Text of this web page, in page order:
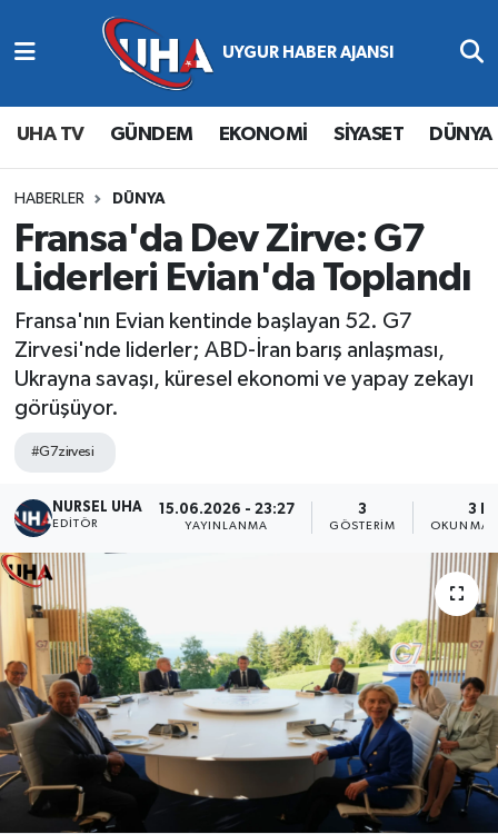
UHA TV GÜNDEM EKONOMİ SİYASET DÜNYA
HABERLER DÜNYA
Fransa'da Dev Zirve: G7
Liderleri Evian'da Toplandı
Fransa'nın Evian kentinde başlayan 52. G7
Zirvesi'nde liderler; ABD-İran barış anlaşması,
Ukrayna savaşı, küresel ekonomi ve yapay zekayı
görüşüyor.
#G7zirvesi
NURSEL UHA
EDITÖR
15.06.2026 - 23:27
YAYINLANMA
3
GÖSTERIM
3
OKUNMA
Abone Ol
Gündem
Ekonomi
Magazin
Siyaset
Yaşam
Nöbetçi Eczaneler
Hava Durumu
Namaz Vakitleri
Trafik Durumu
Süper Lig Puan Durumu ve Fikstür
Tüm Manşetler
Son Dakika Haberleri